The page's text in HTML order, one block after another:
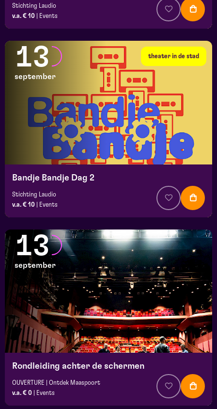
Stichting Laudio
v.a. € 10
Events
theater in de stad
13
september
Bandje Bandje Dag 2
Stichting Laudio
v.a. € 10
Events
13
september
Rondleiding achter de schermen
OUVERTURE | Ontdek Maaspoort
v.a. € 0
Events